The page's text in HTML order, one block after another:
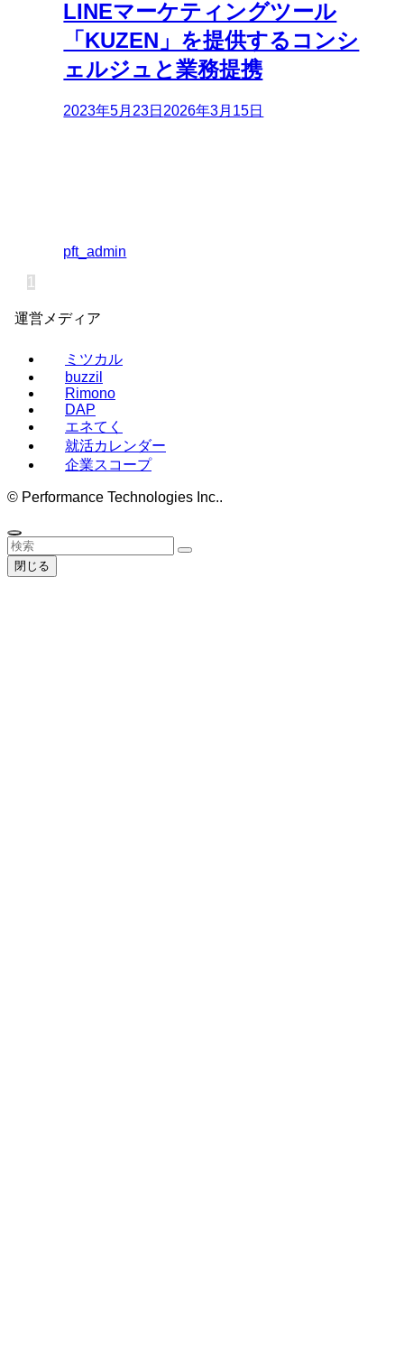
LINEマーケティングツール
「KUZEN」を提供するコンシ
ェルジュと業務提携
2023年5月23日 2026年3月15日
pft_admin
1
運営メディア
ミツカル
buzzil
Rimono
DAP
エネてく
就活カレンダー
企業スコープ
© Performance Technologies Inc..
閉じる